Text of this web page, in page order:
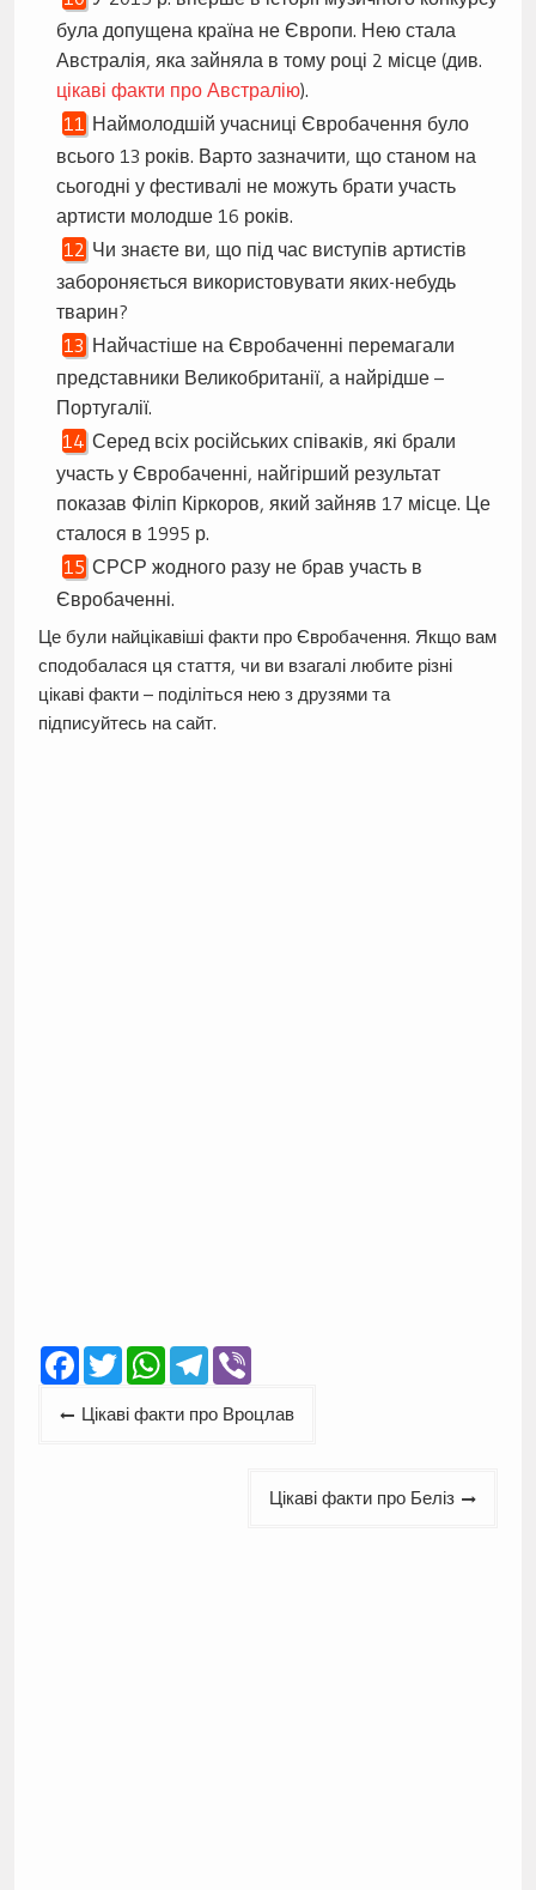
була допущена країна не Європи. Нею стала
Австралія, яка зайняла в тому році 2 місце (див.
цікаві факти про Австралію).
Наймолодшій учасниці Євробачення було
всього 13 років. Варто зазначити, що станом на
сьогодні у фестивалі не можуть брати участь
артисти молодше 16 років.
Чи знаєте ви, що під час виступів артистів
забороняється використовувати яких-небудь
тварин?
Найчастіше на Євробаченні перемагали
представники Великобританії, а найрідше –
Португалії.
Серед всіх російських співаків, які брали
участь у Євробаченні, найгірший результат
показав Філіп Кіркоров, який зайняв 17 місце. Це
сталося в 1995 р.
СРСР жодного разу не брав участь в
Євробаченні.
Це були найцікавіші факти про Євробачення. Якщо вам
сподобалася ця стаття, чи ви взагалі любите різні
цікаві факти – поділіться нею з друзями та
підписуйтесь на сайт.
Facebook
TwitterWhatsApp
Telegram
Viber
Навігація
Цікаві факти про Вроцлав
Цікаві факти про Беліз